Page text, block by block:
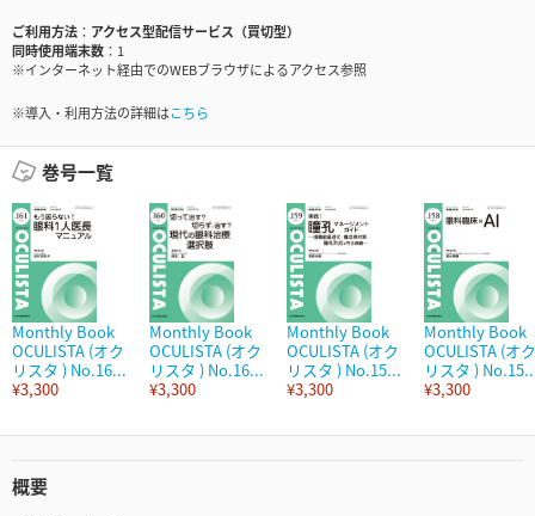
ご利用方法
アクセス型配信サービス（買切型）
同時使用端末数
1
※インターネット経由でのWEBブラウザによるアクセス参照
※導入・利用方法の詳細はこちら
巻号一覧
Monthly Book
OCULISTA (オク
リスタ ) No.16...
¥3,300
Monthly Book
OCULISTA (オク
リスタ ) No.16...
¥3,300
Monthly Book
OCULISTA (オク
リスタ ) No.15...
¥3,300
Monthly Book
OCULISTA (オク
リスタ )
¥3,300
概要